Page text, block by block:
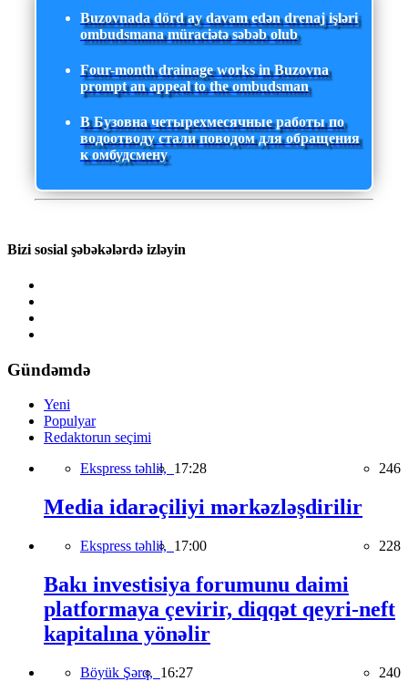
Buzovnada dörd ay davam edən drenaj işləri
ombudsmana müraciətə səbəb olub
Four-month drainage works in Buzovna
prompt an appeal to the ombudsman
В Бузовна четырехмесячные работы по
водоотводу стали поводом для обращения
к омбудсмену
Bizi sosial şəbəkələrdə izləyin
Gündəmdə
Yeni
Populyar
Redaktorun seçimi
Ekspress təhlil, 17:28 246
Media idarəçiliyi mərkəzləşdirilir
Ekspress təhlil, 17:00 228
Bakı investisiya forumunu daimi
platformaya çevirir, diqqət qeyri-neft
kapitalına yönəlir
Böyük Şərq, 16:27 240